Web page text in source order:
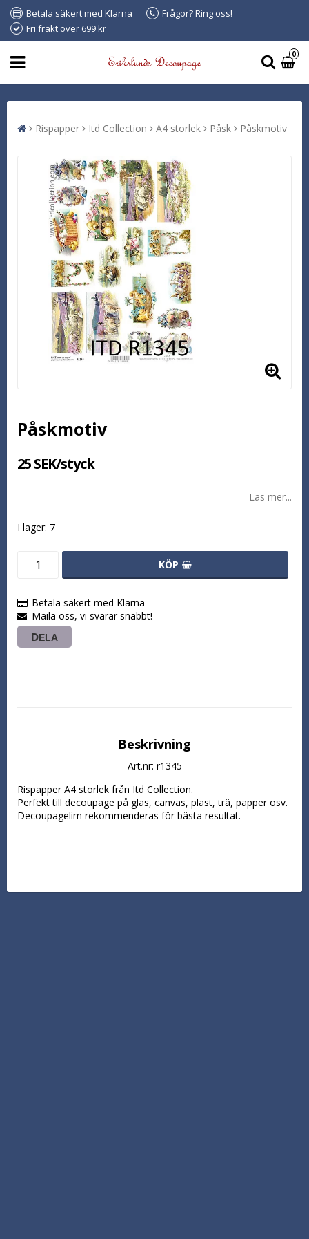
Betala säkert med Klarna
Frågor? Ring oss!
Fri frakt över 699 kr
0
Rispapper Itd Collection A4 storlek Påsk Påskmotiv
Påskmotiv
25 SEK/styck
Läs mer...
I lager: 7
KÖP
Betala säkert med Klarna
Maila oss, vi svarar snabbt!
DELA
Beskrivning
Art.nr: r1345
Rispapper A4 storlek från Itd Collection.
Perfekt till decoupage på glas, canvas, plast, trä, papper osv.